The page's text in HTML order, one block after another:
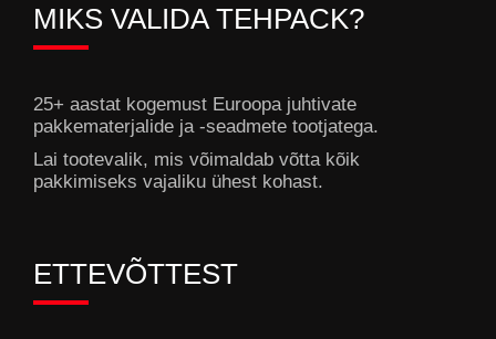
MIKS VALIDA TEHPACK?
25+ aastat kogemust Euroopa juhtivate
pakkematerjalide ja -seadmete tootjatega.
Lai tootevalik, mis võimaldab võtta kõik
pakkimiseks vajaliku ühest kohast.
ETTEVÕTTEST